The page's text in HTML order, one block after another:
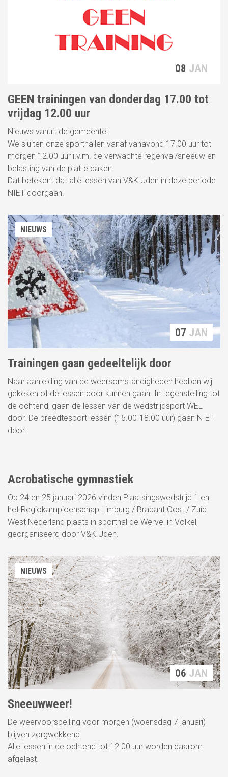
08 JAN
GEEN trainingen van donderdag 17.00 tot
vrijdag 12.00 uur
Nieuws vanuit de gemeente:
We sluiten onze sporthallen vanaf vanavond 17.00 uur tot
morgen 12.00 uur i.v.m. de verwachte regenval/sneeuw en
belasting van de platte daken.
Dat betekent dat alle lessen van V&K Uden in deze periode
NIET doorgaan.
07 JAN
NIEUWS
Trainingen gaan gedeeltelijk door
Naar aanleiding van de weersomstandigheden hebben wij
gekeken of de lessen door kunnen gaan. In tegenstelling tot
de ochtend, gaan de lessen van de wedstrijdsport WEL
door. De breedtesport lessen (15.00-18.00 uur) gaan NIET
door.
NIEUWS
Acrobatische gymnastiek
Op 24 en 25 januari 2026 vinden Plaatsingswedstrijd 1 en
het Regiokampioenschap Limburg / Brabant Oost / Zuid
West Nederland plaats in sporthal de Wervel in Volkel,
georganiseerd door V&K Uden.
06 JAN
NIEUWS
Sneeuwweer!
De weervoorspelling voor morgen (woensdag 7 januari)
blijven zorgwekkend.
Alle lessen in de ochtend tot 12.00 uur worden daarom
afgelast.